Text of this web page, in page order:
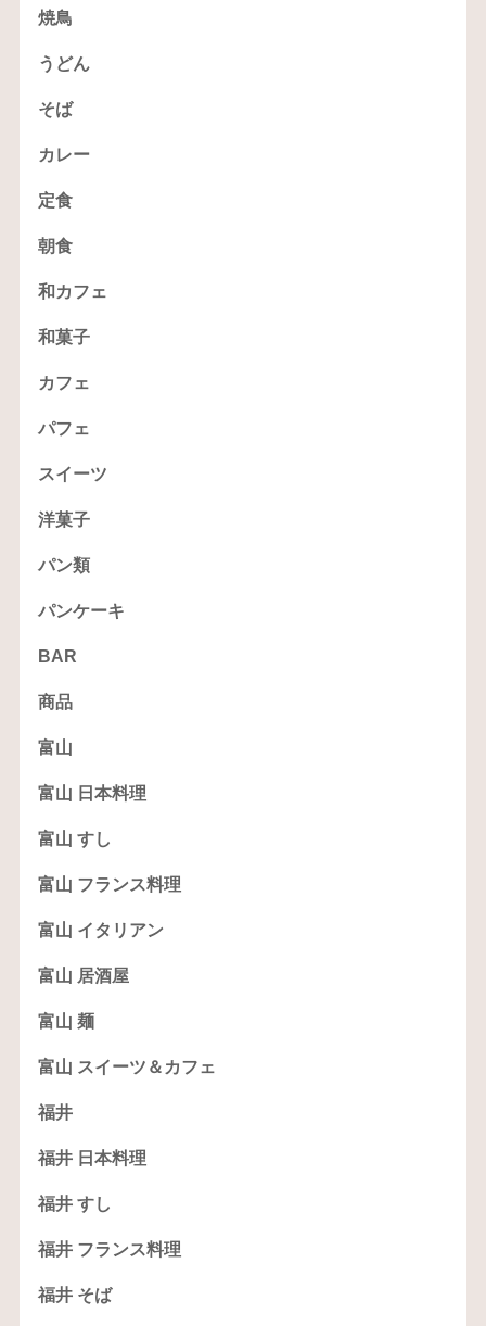
焼鳥
うどん
そば
カレー
定食
朝食
和カフェ
和菓子
カフェ
パフェ
スイーツ
洋菓子
パン類
パンケーキ
BAR
商品
富山
富山 日本料理
富山 すし
富山 フランス料理
富山 イタリアン
富山 居酒屋
富山 麺
富山 スイーツ＆カフェ
福井
福井 日本料理
福井 すし
福井 フランス料理
福井 そば